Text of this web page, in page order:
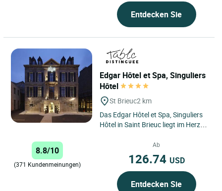
Entdecken Sie
Edgar Hôtel et Spa, Singuliers
Hôtel
St Brieuc2 km
Das Edgar Hôtel et Spa, Singuliers
Hôtel in Saint Brieuc liegt im Herzen
idealen Ausgangspunkt...
8.8/10
(371 Kundenmeinungen)
Ab
126.74 USD
Entdecken Sie